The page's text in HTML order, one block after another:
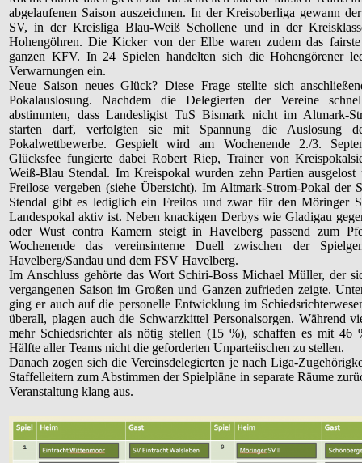
abgelaufenen Saison auszeichnen. In der Kreisoberliga gewann
SV, in der Kreisliga Blau-Weiß Schollene und in der
Hohengöhren. Die Kicker von der Elbe waren zudem das
ganzen KFV. In 24 Spielen handelten sich die Hohengörener
Verwarnungen ein.
Neue Saison neues Glück? Diese Frage stellte sich
Pokalauslosung. Nachdem die Delegierten der Vereine
abstimmten, dass Landesligist TuS Bismark nicht im Altmark-
starten darf, verfolgten sie mit Spannung die Auslosung
Pokalwettbewerbe. Gespielt wird am Wochenende 2./3.
Glücksfee fungierte dabei Robert Riep, Trainer von
Weiß-Blau Stendal. Im Kreispokal wurden zehn Partien ausgelost
Freilose vergeben (siehe Übersicht). Im Altmark-Strom-Pokal der
Stendal gibt es lediglich ein Freilos und zwar für den Möringer
Landespokal aktiv ist. Neben knackigen Derbys wie Gladigau
oder Wust contra Kamern steigt in Havelberg passend zum
Wochenende das vereinsinterne Duell zwischen der
Havelberg/Sandau und dem FSV Havelberg.
Im Anschluss gehörte das Wort Schiri-Boss Michael Müller, der
vergangenen Saison im Großen und Ganzen zufrieden zeigte.
ging er auch auf die personelle Entwicklung im
überall, plagen auch die Schwarzkittel Personalsorgen. Während
mehr Schiedsrichter als nötig stellen (15 %), schaffen es mit 46
Hälfte aller Teams nicht die geforderten Unparteiischen zu stellen.
Danach zogen sich die Vereinsdelegierten je nach Liga-
Staffelleitern zum Abstimmen der Spielpläne in separate Räume
Veranstaltung klang aus.